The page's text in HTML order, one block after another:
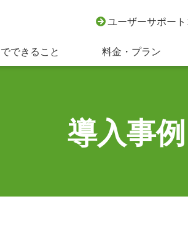
ユーザーサポー
できること 料金・プラン
導入事例